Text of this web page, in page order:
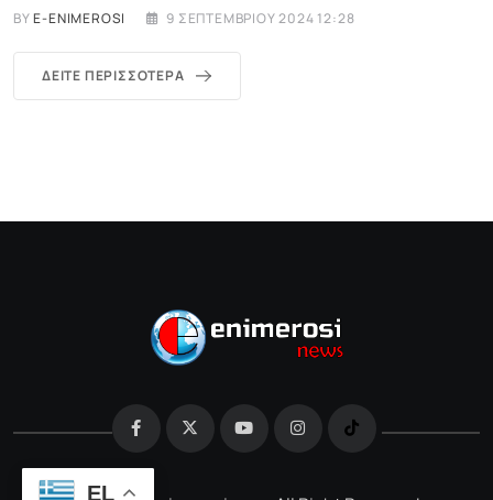
BYE-ENIMEROSI 9 ΣΕΠΤΕΜΒΡΊΟΥ 2024 12:28
ΔΕΊΤΕ ΠΕΡΙΣΣΌΤΕΡΑ
EL